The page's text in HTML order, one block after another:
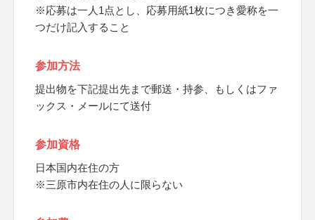
※応募は一人1点とし、応募用紙1枚につき愛称を一
つだけ記入すること
参加方法
提出物を下記提出先まで郵送・持参、もしくはファ
ックス・メールにて送付
参加資格
日本国内在住の方
※三原市内在住の人に限らない